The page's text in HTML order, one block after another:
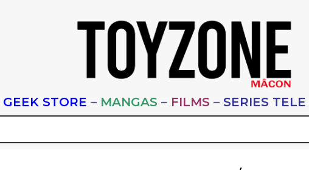
GEEK STORE – MANGAS – FILMS – SERIES TELE